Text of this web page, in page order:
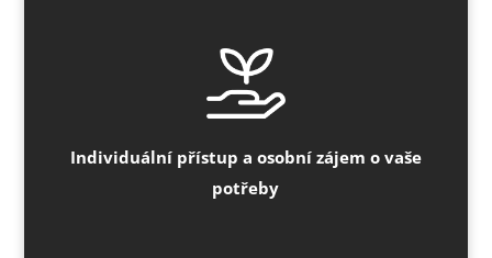
Individuální přístup a osobní zájem o vaše
potřeby